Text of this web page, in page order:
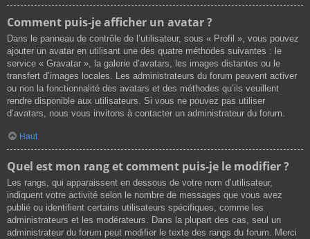
Comment puis-je afficher un avatar ?
Dans le panneau de contrôle de l’utilisateur, sous « Profil », vous pouvez
ajouter un avatar en utilisant une des quatre méthodes suivantes : le
service « Gravatar », la galerie d’avatars, les images distantes ou le
transfert d’images locales. Les administrateurs du forum peuvent activer
ou non la fonctionnalité des avatars et des méthodes qu’ils veuillent
rendre disponible aux utilisateurs. Si vous ne pouvez pas utiliser
d’avatars, nous vous invitons à contacter un administrateur du forum.
Haut
Quel est mon rang et comment puis-je le modifier ?
Les rangs, qui apparaissent en dessous de votre nom d’utilisateur,
indiquent votre activité selon le nombre de messages que vous avez
publié ou identifient certains utilisateurs spécifiques, comme les
administrateurs et les modérateurs. Dans la plupart des cas, seul un
administrateur du forum peut modifier le texte des rangs du forum. Merci